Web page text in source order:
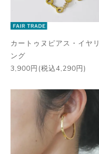
カートゥヌピアス・イヤリ
ング
3,900円(税込4,290円)